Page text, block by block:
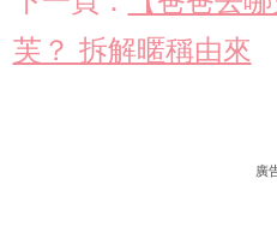
芙？ 拆解暱稱由來
廣